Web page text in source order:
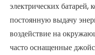
электрических батарей,
постоянную выдачу
воздействие на
часто оснащенные